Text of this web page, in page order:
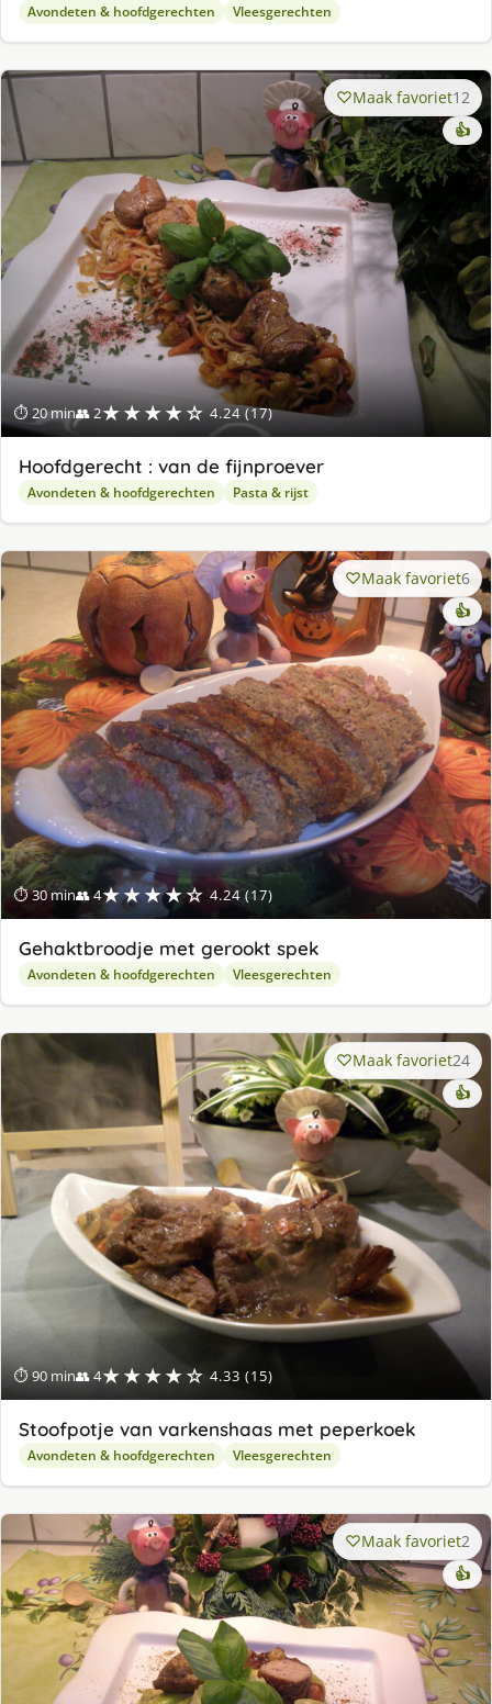
Avondeten & hoofdgerechten Vleesgerechten
⏱ 20 min👥 2★★★★☆ 4.24 (17)
Maak favoriet12
👍
Hoofdgerecht : van de fijnproever
Avondeten & hoofdgerechten Pasta & rijst
⏱ 30 min👥 4★★★★☆ 4.24 (17)
Maak favoriet6
👍
Gehaktbroodje met gerookt spek
Avondeten & hoofdgerechten Vleesgerechten
⏱ 90 min👥 4★★★★☆ 4.33 (15)
Maak favoriet24
👍
Stoofpotje van varkenshaas met peperkoek
Avondeten & hoofdgerechten Vleesgerechten
Maak favoriet2
👍